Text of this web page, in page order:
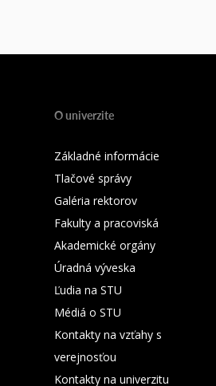
O univerzite
Základné informácie
Tlačové správy
Galéria rektorov
Fakulty a pracoviská
Akademické orgány
Úradná výveska
Ľudia na STU
Médiá o STU
Kontakty na vzťahy s
verejnosťou
Kontakty na univerzitu